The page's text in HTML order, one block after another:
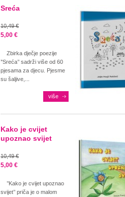
Sreća
10,49 €
5,00 €
Zbirka dječje poezije
’'Sreća’’ sadrži više od 60
pjesama za djecu. Pjesme
su šaljive,...
više
Kako je cvijet
upoznao svijet
10,49 €
5,00 €
’’Kako je cvijet upoznao
svijet’’ priča je o malom